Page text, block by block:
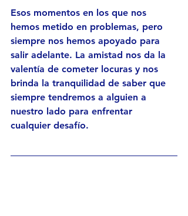
Esos momentos en los que nos
hemos metido en problemas, pero
siempre nos hemos apoyado para
salir adelante. La amistad nos da la
valentía de cometer locuras y nos
brinda la tranquilidad de saber que
siempre tendremos a alguien a
nuestro lado para enfrentar
cualquier desafío.